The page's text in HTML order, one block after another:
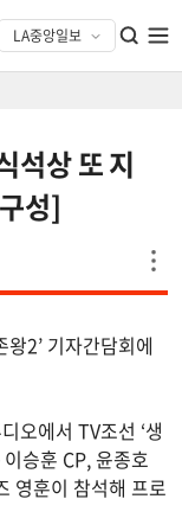
석상 또 지
성]
2’ 기자간담회에
오에서 TV조선 ‘생
승훈 CP, 윤종호
영훈이 참석해 프로